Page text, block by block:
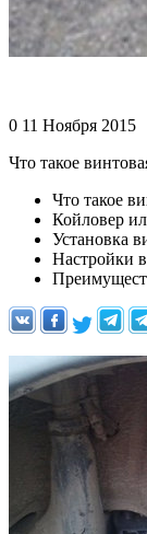
0 11 Ноября 2015
Что такое
Что такое
Койловер
Установка
Настройки